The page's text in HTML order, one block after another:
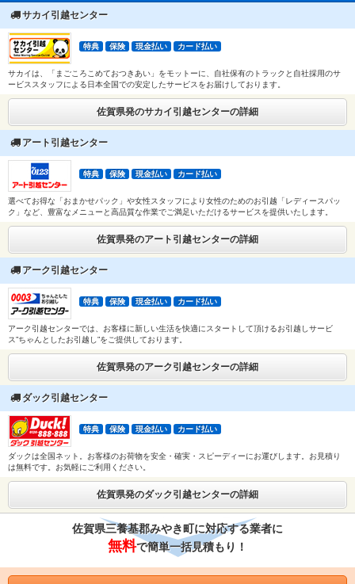
サカイ引越センター
特典 保険 現金払い カード払い
サカイは、「まごころこめておつきあい」をモットーに、自社保有のトラックと自社採用のサ
ービススタッフによる日本全国での安定したサービスをお届けしております。
佐賀県発のサカイ引越センターの詳細
アート引越センター
特典 保険 現金払い カード払い
選べてお得な「おまかせパック」や女性スタッフにより女性のためのお引越「レディースパッ
ク」など、豊富なメニューと高品質な作業でご満足いただけるサービスを提供いたします。
佐賀県発のアート引越センターの詳細
アーク引越センター
特典 保険 現金払い カード払い
アーク引越センターでは、お客様に新しい生活を快適にスタートして頂けるお引越しサービ
ス”ちゃんとしたお引越し”をご提供しております。
佐賀県発のアーク引越センターの詳細
ダック引越センター
特典 保険 現金払い カード払い
ダックは全国ネット。お客様のお荷物を安全・確実・スピーディーにお運びします。お見積り
は無料です。お気軽にご利用ください。
佐賀県発のダック引越センターの詳細
佐賀県三養基郡みやき町に対応する業者に
無料で簡単一括見積もり！